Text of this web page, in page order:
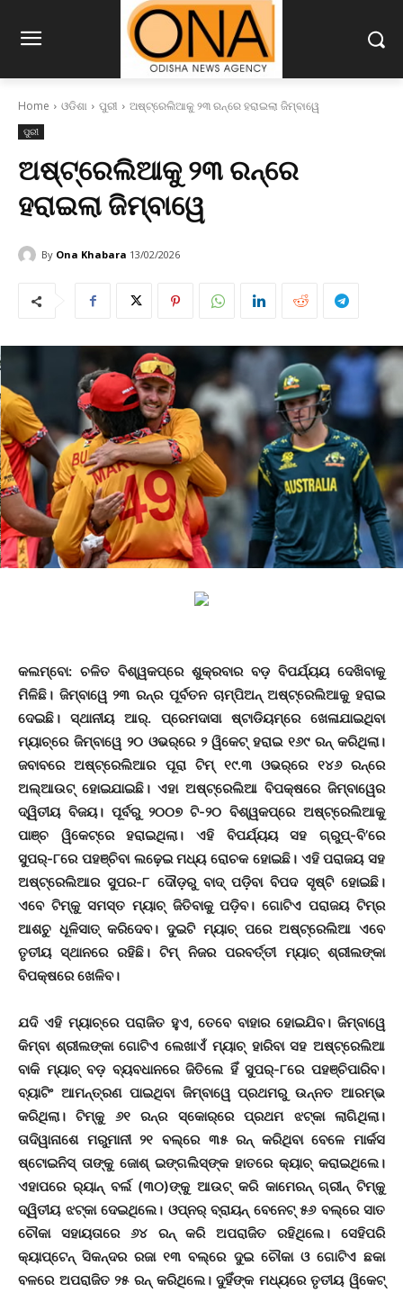
Home ଓଡିଶା ପୁରୀ ଅଷ୍ଟ୍ରେଲିଆକୁ ୨୩ ରନ୍‌ରେ ହରାଇଲା ଜିମ୍ବାୱେ
ପୁରୀ
ଅଷ୍ଟ୍ରେଲିଆକୁ ୨୩ ରନ୍‌ରେ
ହରାଇଲା ଜିମ୍ବାୱେ
By Ona Khabara 13/02/2026
କଲମ୍ବୋ: ଚଳିତ ବିଶ୍ୱକପ୍‌ରେ ଶୁକ୍ରବାର ବଡ଼ ବିପର୍ଯ୍ୟୟ ଦେଖିବାକୁ
ମିଳିଛି। ଜିମ୍ବାୱେ ୨୩ ରନ୍‌ର ପୂର୍ବତନ ଚାମ୍ପିଅନ୍ ଅଷ୍ଟ୍ରେଲିଆକୁ ହରାଇ
ଦେଇଛି। ସ୍ଥାନୀୟ ଆର୍‌. ପ୍ରେମଦାସା ଷ୍ଟାଡିୟମ୍‌ରେ ଖେଳାଯାଇଥିବା
ମ୍ୟାଚ୍‌ରେ ଜିମ୍ବାୱେ ୨୦ ଓଭର୍‌ରେ ୨ ୱିକେଟ୍ ହରାଇ ୧୬୯ ରନ୍ କରିଥିଲା।
ଜବାବରେ ଅଷ୍ଟ୍ରେଲିଆର ପୂରା ଟିମ୍ ୧୯.୩ ଓଭର୍‌ରେ ୧୪୬ ରନ୍‌ରେ
ଅଲ୍‌ଆଉଟ୍ ହୋଇଯାଇଛି। ଏହା ଅଷ୍ଟ୍ରେଲିଆ ବିପକ୍ଷରେ ଜିମ୍ବାୱେର
ଦ୍ୱିତୀୟ ବିଜୟ। ପୂର୍ବରୁ ୨୦୦୭ ଟି-୨୦ ବିଶ୍ୱକପ୍‌ରେ ଅଷ୍ଟ୍ରେଲିଆକୁ
ପାଞ୍ଚ ୱିକେଟ୍‌ରେ ହରାଇଥିଲା। ଏହି ବିପର୍ଯ୍ୟୟ ସହ ଗ୍ରୁପ୍‌-ବି’ରେ
ସୁପର୍‌-୮ରେ ପହଞ୍ଚିବା ଲଢ଼େଇ ମଧ୍ୟ ରୋଚକ ହୋଇଛି। ଏହି ପରାଜୟ ସହ
ଅଷ୍ଟ୍ରେଲିଆର ସୁପର-୮ ଦୌଡ଼ରୁ ବାଦ୍ ପଡ଼ିବା ବିପଦ ସୃଷ୍ଟି ହୋଇଛି।
ଏବେ ଟିମ୍‌କୁ ସମସ୍ତ ମ୍ୟାଚ୍ ଜିତିବାକୁ ପଡ଼ିବ। ଗୋଟିଏ ପରାଜୟ ଟିମ୍‌ର
ଆଶଚୁ ଧୂଳିସାତ୍ କରିଦେବ। ଦୁଇଟି ମ୍ୟାଚ୍ ପରେ ଅଷ୍ଟ୍ରେଲିଆ ଏବେ
ତୃତୀୟ ସ୍ଥାନରେ ରହିଛି। ଟିମ୍ ନିଜର ପରବର୍ତ୍ତୀ ମ୍ୟାଚ୍ ଶ୍ରୀଲଙ୍କା
ବିପକ୍ଷରେ ଖେଳିବ।
ଯଦି ଏହି ମ୍ୟାଚ୍‌ରେ ପରାଜିତ ହୁଏ, ତେବେ ବାହାର ହୋଇଯିବ। ଜିମ୍ବାୱେ
କିମ୍ବା ଶ୍ରୀଲଙ୍କା ଗୋଟିଏ ଲେଖାଏଁ ମ୍ୟାଚ୍ ହାରିବା ସହ ଅଷ୍ଟ୍ରେଲିଆ
ବାକି ମ୍ୟାଚ୍ ବଡ଼ ବ୍ୟବଧାନରେ ଜିତିଲେ ହିଁ ସୁପର୍‌-୮ରେ ପହଞ୍ଚିପାରିବ।
ବ୍ୟାଟିଂ ଆମନ୍ତ୍ରଣ ପାଇଥିବା ଜିମ୍ବାୱେ ପ୍ରଥମରୁ ଉନ୍ନତ ଆରମ୍ଭ
କରିଥିଲା। ଟିମ୍‌କୁ ୬୧ ରନ୍‌ର ସ୍କୋର୍‌ରେ ପ୍ରଥମ ଝଟ୍‌କା ଲାଗିଥିଲା।
ତାଦିୱାନାଶେ ମରୁମାନୀ ୨୧ ବଲ୍‌ରେ ୩୫ ରନ୍ କରିଥିବା ବେଳେ ମାର୍କସ
ଷ୍ଟୋଇନିସ୍ ତାଙ୍କୁ ଜୋଶ୍ ଇଙ୍ଗଲିସ୍‌ଙ୍କ ହାତରେ କ୍ୟାଚ୍ କରାଇଥିଲେ।
ଏହାପରେ ର‌୍ୟାନ୍ ବର୍ଲ (୩୦)ଙ୍କୁ ଆଉଟ୍ କରି କାମେରନ୍ ଗ୍ରୀନ୍ ଟିମ୍‌କୁ
ଦ୍ୱିତୀୟ ଝଟ୍‌କା ଦେଇଥିଲେ। ଓପ୍ନର୍ ବ୍ରାୟନ୍ ବେନେଟ୍ ୫୬ ବଲ୍‌ରେ ସାତ
ଚୌକା ସହାୟତାରେ ୬୪ ରନ୍ କରି ଅପରାଜିତ ରହିଥିଲେ। ସେହିପରି
କ୍ୟାପ୍‌ଟେନ୍ ସିକନ୍ଦର ରଜା ୧୩ ବଲ୍‌ରେ ଦୁଇ ଚୌକା ଓ ଗୋଟିଏ ଛକା
ବଳରେ ଅପରାଜିତ ୨୫ ରନ୍ କରିଥିଲେ। ଦୁହିଁଙ୍କ ମଧ୍ୟରେ ତୃତୀୟ ୱିକେଟ୍